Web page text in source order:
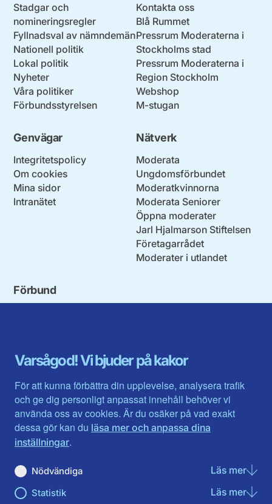
Varsågod! Vi bjuder på kakor
För att kunna förbättra din upplevelse, analysera trafik
och ge dig personligt anpassat innehåll behöver vi
använda oss av cookies. Är du osäker på vad exakt
dessa gör kan du läsa mer och anpassa dina
inställningar.
Nödvändiga Läs merom
Statistik Läs merom
Stadgar och
nomineringsregler
Fyllnadsval av nämndemän
Nationell politik
Lokal politik
Nyheter
Våra politiker
Förbundsstyrelsen
Kontakta oss
Blå Rummet
Pressrum Moderaterna i
Stockholms stad
Pressrum Moderaterna i
Region Stockholm
Webshop
M-stugan
Genvägar
Integritetspolicy
Om cookies
Mina sidor
Intranätet
Nätverk
Moderata
Ungdomsförbundet
Moderatkvinnorna
Moderata Seniorer
Öppna moderater
Jarl Hjalmarson Stiftelsen
Företagarrådet
Moderater i utlandet
Förbund
Gävleborg
Halland
Jämtlands län
Jönköpings län
Kalmar län
Kronobergs län
Norrbotten
Skåne län
Värmlands län
Västerbotten
Västra Götaland
Västernorrland
Västmanland
Örebro län
Östergötland
Du hittar oss här på sociala medier